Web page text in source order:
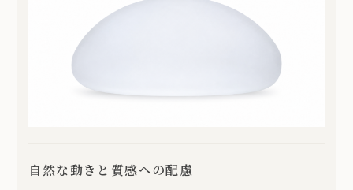
自然な動きと質感への配慮